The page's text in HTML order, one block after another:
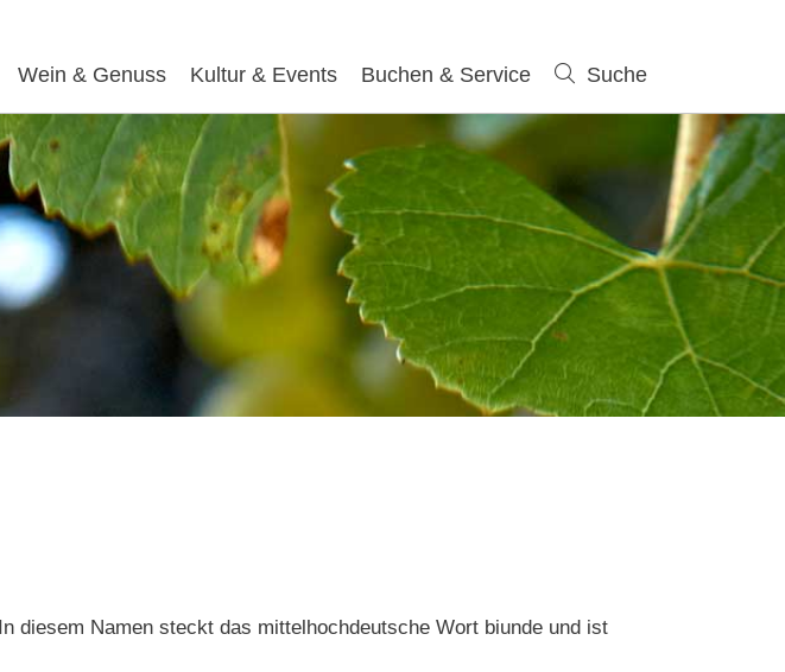
Wein & Genuss Kultur & Events Buchen & Service Suche
diesem Namen steckt das mittelhochdeutsche Wort biunde und ist